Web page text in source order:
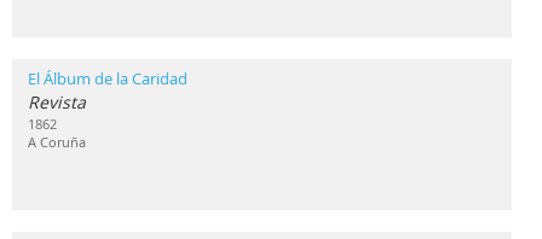
El Álbum de la Caridad
Revista
1862
A Coruña